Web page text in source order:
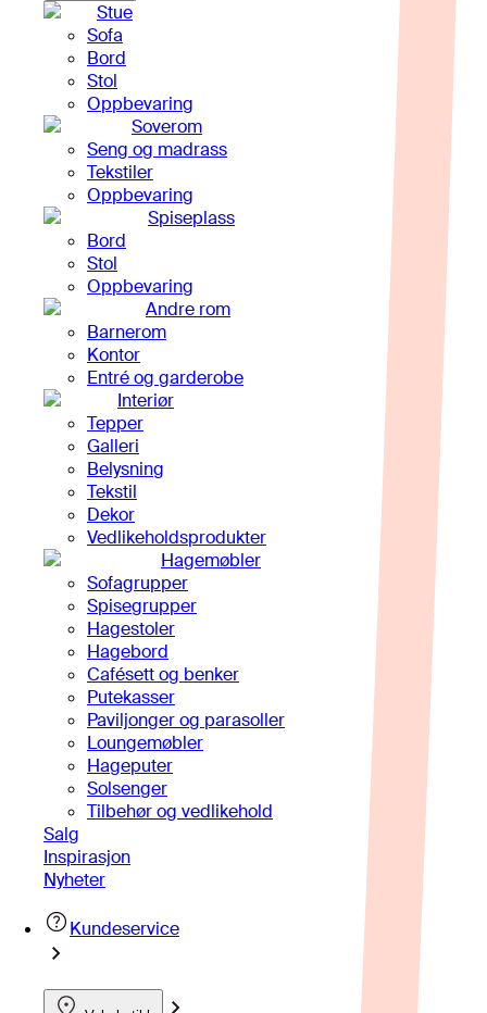
Stue
Sofa
Bord
Stol
Oppbevaring
Soverom
Seng og madrass
Tekstiler
Oppbevaring
Spiseplass
Bord
Stol
Oppbevaring
Andre rom
Barnerom
Kontor
Entré og garderobe
Interiør
Tepper
Galleri
Belysning
Tekstil
Dekor
Vedlikeholdsprodukter
Hagemøbler
Sofagrupper
Spisegrupper
Hagestoler
Hagebord
Cafésett og benker
Putekasser
Paviljonger og parasoller
Loungemøbler
Hageputer
Solsenger
Tilbehør og vedlikehold
Salg
Inspirasjon
Nyheter
Kundeservice